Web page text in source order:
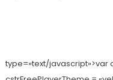
type=»text/javascript»>var